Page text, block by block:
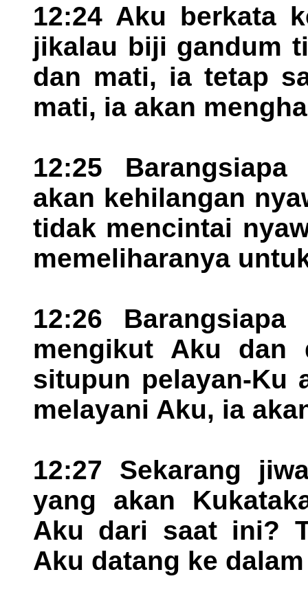
12:24 Aku berkata
jikalau biji gandum
dan mati, ia tetap
mati, ia akan
12:25
akan kehilangan
tidak mencintai
memeliharanya
12:26
mengikut Aku dan
situpun pelayan-Ku
melayani Aku, ia
12:27 Sekarang
yang akan
Aku dari saat ini?
Aku datang ke